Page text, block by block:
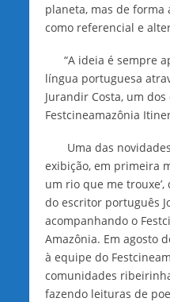
planeta, mas de
como referencial e
“A ideia é sempre
língua portuguesa
Jurandir Costa, um
Festcineamazônia
Uma das novidades
exibição, em primeira
um rio que me
do escritor português
acompanhando o
Amazônia. Em agosto
à equipe do
comunidades
fazendo leituras de